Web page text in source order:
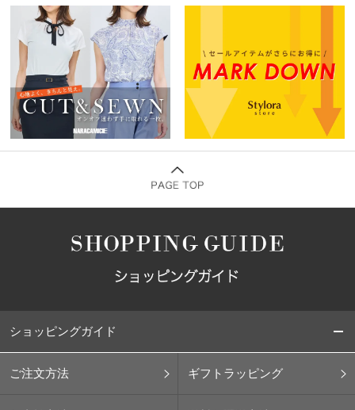
ショッピングガイド
ご注文方法 ギフトラッピング